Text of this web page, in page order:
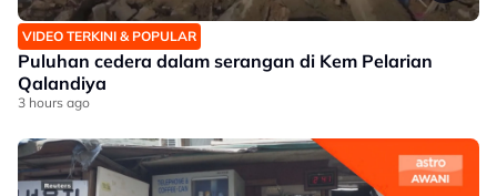
VIDEO TERKINI & POPULAR
Puluhan cedera dalam serangan di Kem Pelarian
Qalandiya
3 hours ago